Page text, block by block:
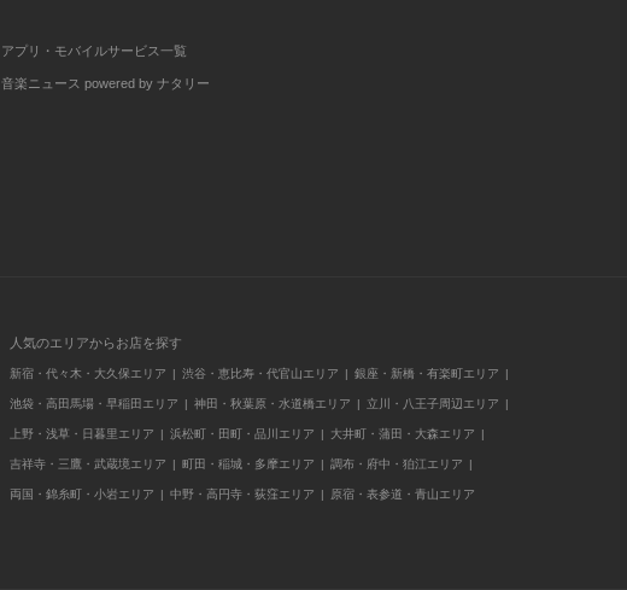
アプリ・モバイルサービス一覧
音楽ニュース powered by ナタリー
人気のエリアからお店を探す
新宿・代々木・大久保エリア 渋谷・恵比寿・代官山エリア 銀座・新橋・有楽町エリア
池袋・高田馬場・早稲田エリア 神田・秋葉原・水道橋エリア 立川・八王子周辺エリア
上野・浅草・日暮里エリア 浜松町・田町・品川エリア 大井町・蒲田・大森エリア
吉祥寺・三鷹・武蔵境エリア 町田・稲城・多摩エリア 調布・府中・狛江エリア
両国・錦糸町・小岩エリア 中野・高円寺・荻窪エリア 原宿・表参道・青山エリア